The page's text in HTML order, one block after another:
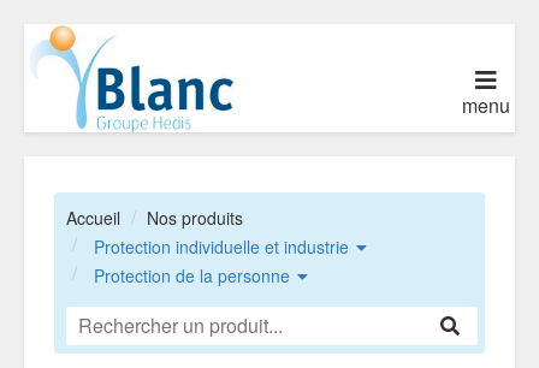
menu
Accueil
Nos produits
Protection individuelle et industrie
Protection de la personne